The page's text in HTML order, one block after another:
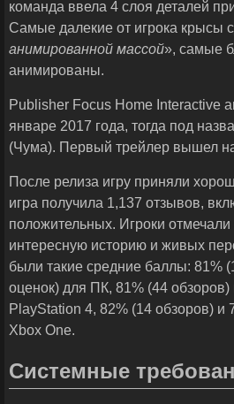
команда ввела 4 слоя деталей
Самые далекие от игрока крысы
анимированной массой», самые
анимированы.
Publisher Focus Home Interactive
январе 2017 года, тогда под
(Чума). Первый трейлер вышел
После релиза игру приняли
игра получила 1,137 отзывов,
положительных. Игроки отмечали
интересную историю и живых
были такие средние баллы: 81%
оценок) для ПК, 81% (44
PlayStation 4, 82% (14 обзоров) и
Xbox One.
Системные